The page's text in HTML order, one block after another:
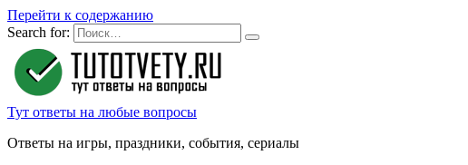
Перейти к содержанию
Search for:
Тут ответы на любые вопросы
Ответы на игры, праздники, события, сериалы